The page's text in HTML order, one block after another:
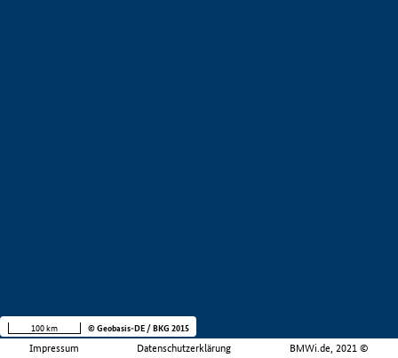
Impressum Datenschutzerklärung BMWi.de, 2021 ©
100 km © Geobasis-DE / BKG 2015